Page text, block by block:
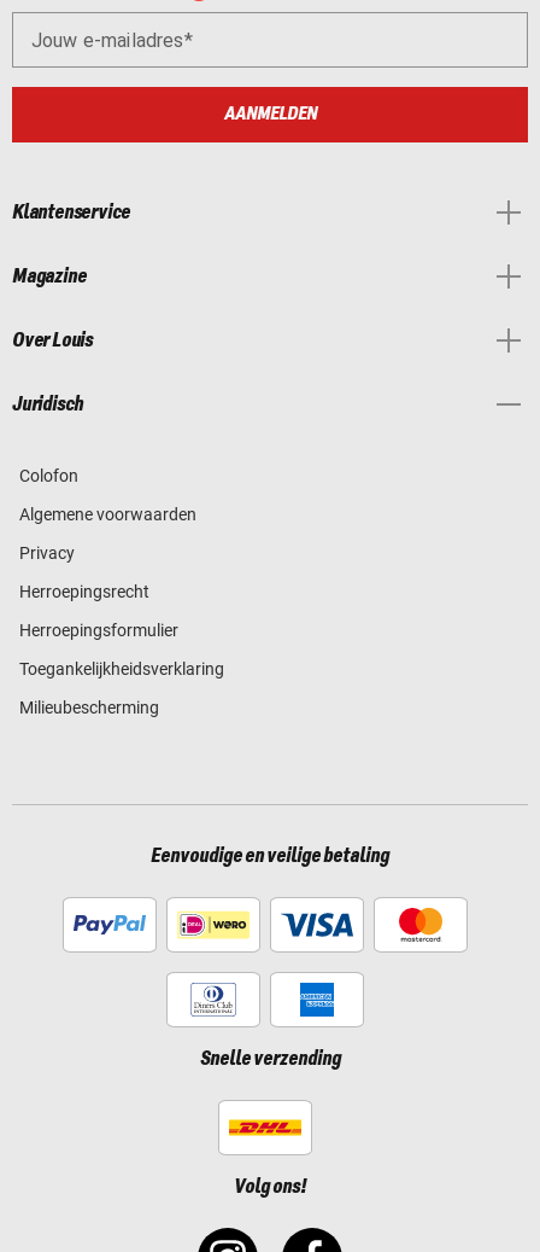
Jouw e-mailadres
AANMELDEN
Klantenservice
Magazine
Over Louis
Juridisch
Colofon
Algemene voorwaarden
Privacy
Herroepingsrecht
Herroepingsformulier
Toegankelijkheidsverklaring
Milieubescherming
Eenvoudige en veilige betaling
Snelle verzending
Volg ons!